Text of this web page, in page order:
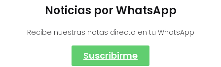
Noticias por WhatsApp
Recibe nuestras notas directo en tu WhatsApp
Suscribirme